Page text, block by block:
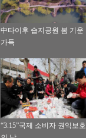
中타이후 습지공원 봄 기운
가득
“3.15”국제 소비자 권익보호